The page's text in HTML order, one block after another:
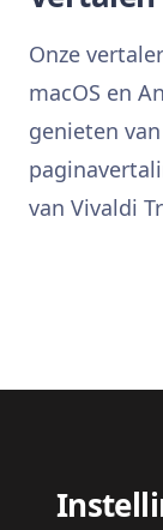
Onze
macOS en
genieten
van Vivaldi